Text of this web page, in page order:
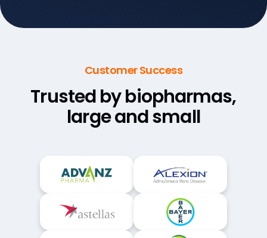
Customer Success
Trusted by biopharmas,
large and small